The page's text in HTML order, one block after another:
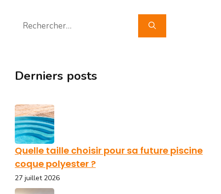
Rechercher :
Derniers posts
Quelle taille choisir pour sa future piscine
coque polyester ?
27 juillet 2026